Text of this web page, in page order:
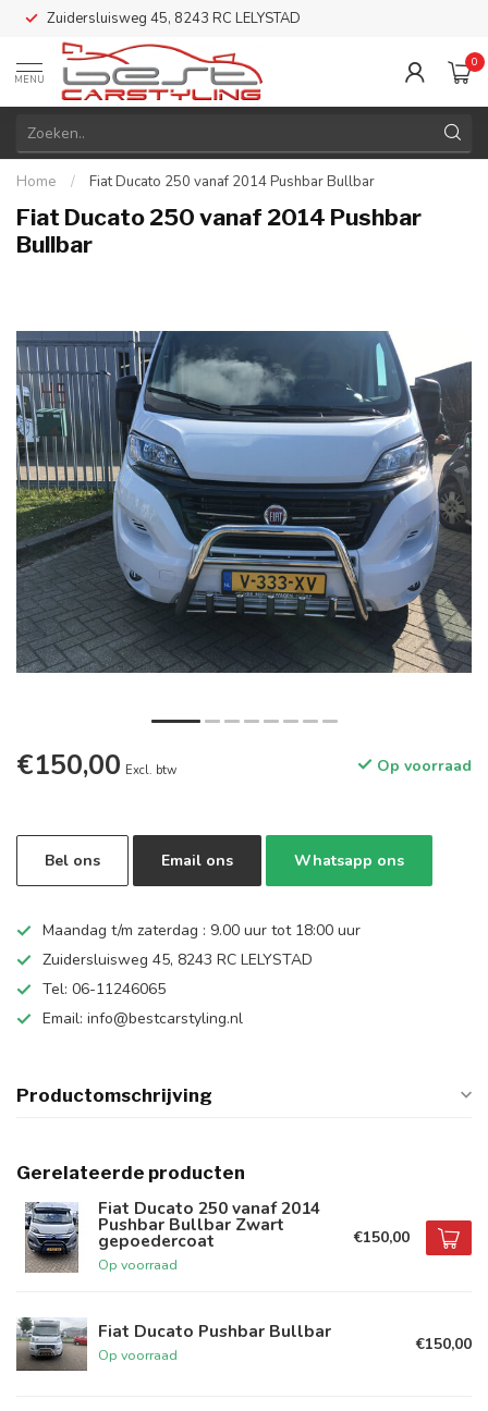
Zuidersluisweg 45, 8243 RC LELYSTAD
MENU
0
Home / Fiat Ducato 250 vanaf 2014 Pushbar Bullbar
Fiat Ducato 250 vanaf 2014 Pushbar
Bullbar
€150,00 Excl. btw Op voorraad
Bel ons Email ons Whatsapp ons
Maandag t/m zaterdag : 9.00 uur tot 18:00 uur
Zuidersluisweg 45, 8243 RC LELYSTAD
Tel: 06-11246065
Email: info@bestcarstyling.nl
Productomschrijving
Gerelateerde producten
Fiat Ducato 250 vanaf 2014
Pushbar Bullbar Zwart
gepoedercoat
Op voorraad
€150,00
Fiat Ducato Pushbar Bullbar
Op voorraad
€150,00